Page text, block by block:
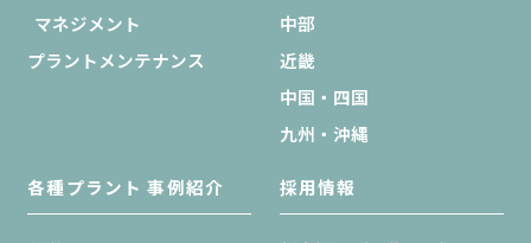
マネジメント
プラントメンテナンス
中部
近畿
中国・四国
九州・沖縄
各種プラント 事例紹介 採用情報